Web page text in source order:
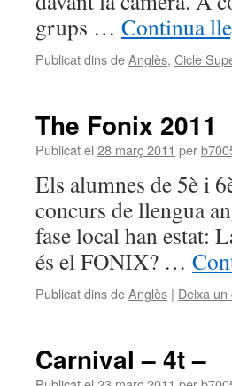
grups … Continua
Publicat dins deAnglès, Cicle
The Fonix 2011
Publicat el 28 març 2011 per
Els alumnes de 5è i
concurs de llengua
fase local han estat:
és el FONIX? …
Publicat dins deAnglès | Deixa
Carnival – 4t –